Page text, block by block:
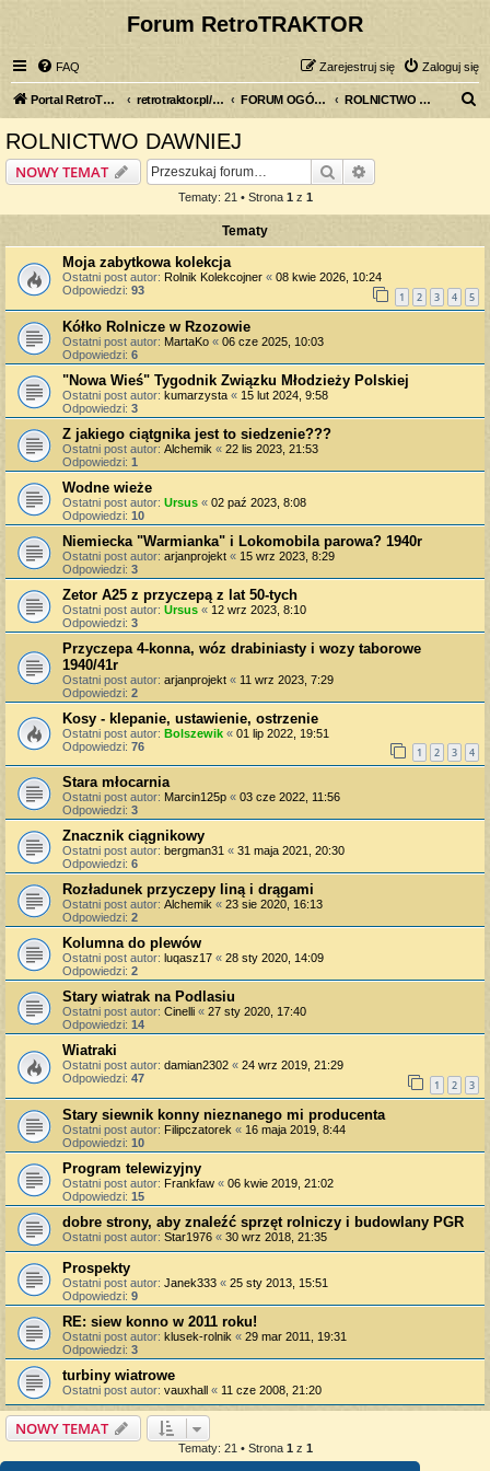
Forum RetroTRAKTOR
FAQ Zaloguj się
Zarejestruj się
Portal RetroTRAKTOR.pl retrotraktor.pl/forum FORUM OGÓLNE ROLNICTWO DAWNIEJ
ROLNICTWO DAWNIEJ
NOWY TEMAT Szukaj
Tematy: 21 • Strona 1 z 1
Tematy
Moja zabytkowa kolekcja
Ostatni post autor: Rolnik Kolekcojner « 08 kwie 2026, 10:24
Odpowiedzi: 93 1 2 3 4 5
Kółko Rolnicze w Rzozowie
Ostatni post autor: MartaKo « 06 cze 2025, 10:03
Odpowiedzi: 6
"Nowa Wieś" Tygodnik Związku Młodzieży Polskiej
Ostatni post autor: kumarzysta « 15 lut 2024, 9:58
Odpowiedzi: 3
Z jakiego ciątgnika jest to siedzenie???
Ostatni post autor: Alchemik « 22 lis 2023, 21:53
Odpowiedzi: 1
Wodne wieże
Ostatni post autor: Ursus « 02 paź 2023, 8:08
Odpowiedzi: 10
Niemiecka "Warmianka" i Lokomobila parowa? 1940r
Ostatni post autor: arjanprojekt « 15 wrz 2023, 8:29
Odpowiedzi: 3
Zetor A25 z przyczepą z lat 50-tych
Ostatni post autor: Ursus « 12 wrz 2023, 8:10
Odpowiedzi: 3
Przyczepa 4-konna, wóz drabiniasty i wozy taborowe
1940/41r
Ostatni post autor: arjanprojekt « 11 wrz 2023, 7:29
Odpowiedzi: 2
Kosy - klepanie, ustawienie, ostrzenie
Ostatni post autor: Bolszewik « 01 lip 2022, 19:51
Odpowiedzi: 76 1 2 3 4
Stara młocarnia
Ostatni post autor: Marcin125p « 03 cze 2022, 11:56
Odpowiedzi: 3
Znacznik ciągnikowy
Ostatni post autor: bergman31 « 31 maja 2021, 20:30
Odpowiedzi: 6
Rozładunek przyczepy liną i drągami
Ostatni post autor: Alchemik « 23 sie 2020, 16:13
Odpowiedzi: 2
Kolumna do plewów
Ostatni post autor: luqasz17 « 28 sty 2020, 14:09
Odpowiedzi: 2
Stary wiatrak na Podlasiu
Ostatni post autor: Cinelli « 27 sty 2020, 17:40
Odpowiedzi: 14
Wiatraki
Ostatni post autor: damian2302 « 24 wrz 2019, 21:29
Odpowiedzi: 47 1 2 3
Stary siewnik konny nieznanego mi producenta
Ostatni post autor: Filipczatorek « 16 maja 2019, 8:44
Odpowiedzi: 10
Program telewizyjny
Ostatni post autor: Frankfaw « 06 kwie 2019, 21:02
Odpowiedzi: 15
dobre strony, aby znaleźć sprzęt rolniczy i budowlany PGR
Ostatni post autor: Star1976 « 30 wrz 2018, 21:35
Prospekty
Ostatni post autor: Janek333 « 25 sty 2013, 15:51
Odpowiedzi: 9
RE: siew konno w 2011 roku!
Ostatni post autor: klusek-rolnik « 29 mar 2011, 19:31
Odpowiedzi: 3
turbiny wiatrowe
Ostatni post autor: vauxhall « 11 cze 2008, 21:20
NOWY TEMAT
Tematy: 21 • Strona 1 z 1